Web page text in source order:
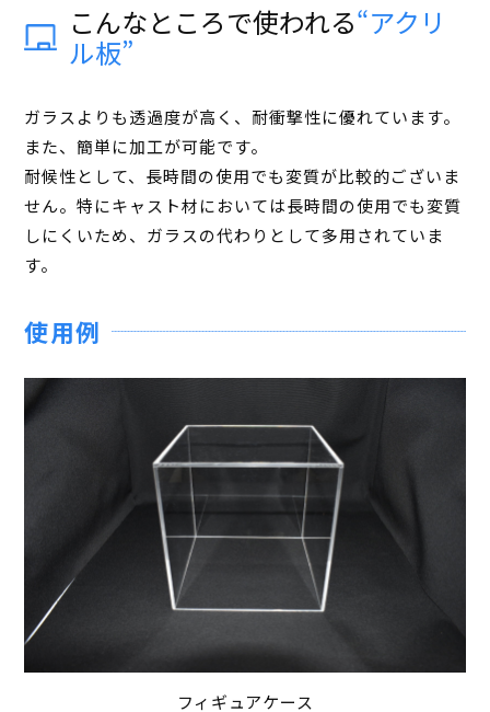
こんなところで使われる“アクリ
ル板”
ガラスよりも透過度が高く、耐衝撃性に優れています。
また、簡単に加工が可能です。
耐候性として、長時間の使用でも変質が比較的ございま
せん。特にキャスト材においては長時間の使用でも変質
しにくいため、ガラスの代わりとして多用されていま
す。
使用例
フィギュアケース